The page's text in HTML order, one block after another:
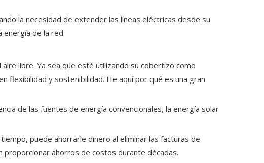
la necesidad de extender las líneas eléctricas desde su
energía de la red.
libre. Ya sea que esté utilizando su cobertizo como
flexibilidad y sostenibilidad. He aquí por qué es una gran
de las fuentes de energía convencionales, la energía solar
tiempo, puede ahorrarle dinero al eliminar las facturas de
proporcionar ahorros de costos durante décadas.